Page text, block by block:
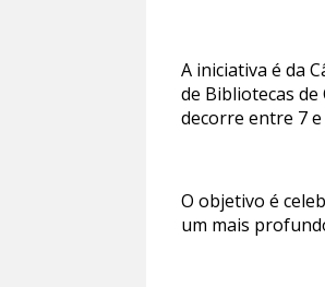
A iniciativa é da
de Bibliotecas
decorre entre 7 e
O objetivo é
um mais